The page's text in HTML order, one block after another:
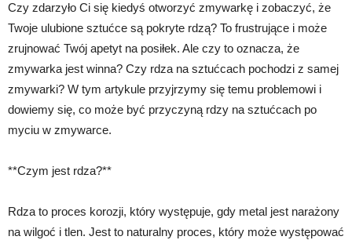
Czy zdarzyło Ci się kiedyś otworzyć zmywarkę i zobaczyć, że
Twoje ulubione sztućce są pokryte rdzą? To frustrujące i może
zrujnować Twój apetyt na posiłek. Ale czy to oznacza, że
zmywarka jest winna? Czy rdza na sztućcach pochodzi z samej
zmywarki? W tym artykule przyjrzymy się temu problemowi i
dowiemy się, co może być przyczyną rdzy na sztućcach po
myciu w zmywarce.
**Czym jest rdza?**
Rdza to proces korozji, który występuje, gdy metal jest narażony
na wilgoć i tlen. Jest to naturalny proces, który może występować